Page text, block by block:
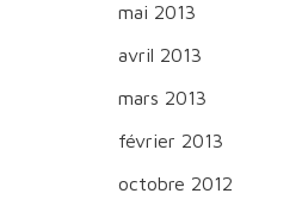
mai 2013
avril 2013
mars 2013
février 2013
octobre 2012